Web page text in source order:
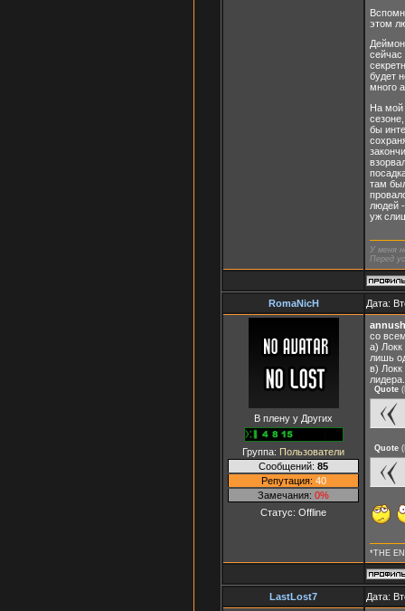
этом
сейчас
будет
много
На мой
бы
там
людей
уж
У меня
Перед
RomaNicH Дата:
В плену у Других
Группа: Пользователи
Сообщений: 85
Репутация: 40
Замечания: 0%
Статус: Offline
со
а)
лишь
в) Локк
Quote (
Quote (
*THE
LastLost7 Дата: